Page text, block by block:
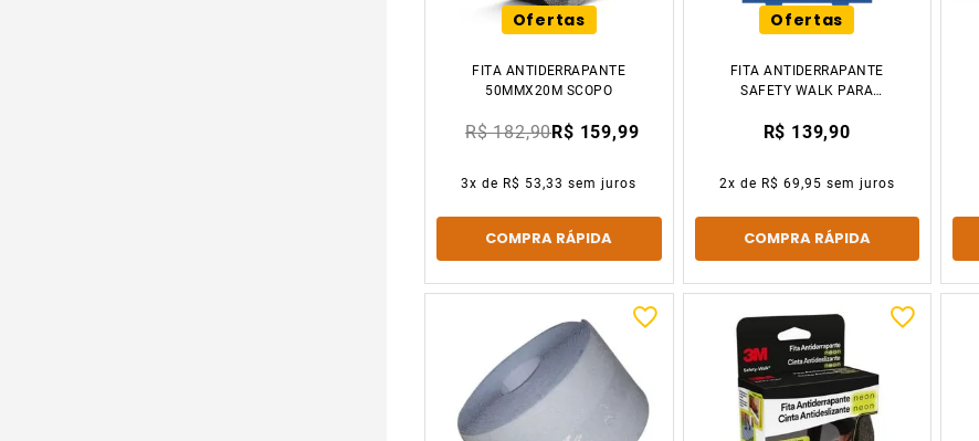
Ofertas
FITA ANTIDERRAPANTE
50MMX20M SCOPO
R$ 182,90R$ 159,99
3x de R$ 53,33 sem juros
COMPRA RÁPIDA
Ofertas
FITA ANTIDERRAPANTE
SAFETY WALK PARA
TRASPARENTE 50X5M
R$ 139,90
2x de R$ 69,95 sem juros
COMPRA RÁPIDA